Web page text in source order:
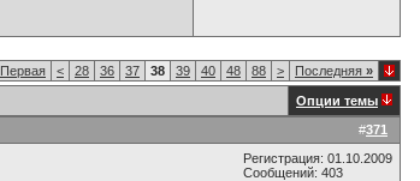
Первая < 28 36 37 38 39 40 48 88 > Последняя »
Опции темы
#371
Регистрация: 01.10.2009
Сообщений: 403